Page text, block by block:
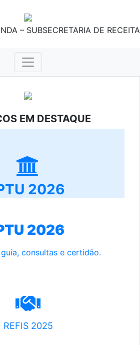
– SUBSECRETARIA DE RECEITA
EM DESTAQUE
2026
2026
consultas e certidão.
REFIS 2025